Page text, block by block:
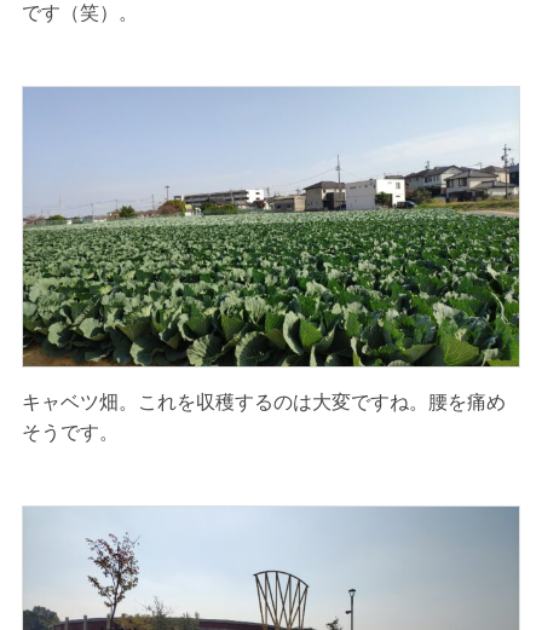
です（笑）。
キャベツ畑。これを収穫するのは大変ですね。腰を痛め
そうです。